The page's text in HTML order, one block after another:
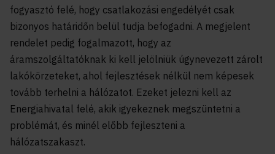
fogyasztó felé, hogy csatlakozási engedélyét csak
bizonyos határidőn belül tudja befogadni. A megjelent
rendelet pedig fogalmazott, hogy az
áramszolgáltatóknak ki kell jelölniük úgynevezett zárolt
lakókörzeteket, ahol fejlesztések nélkül nem képesek
tovább terhelni a hálózatot. Ezeket jelezni kell az
Energiahivatal felé, akik igyekeznek megszüntetni a
problémát, és minél előbb fejleszteni a
hálózatszakaszt.